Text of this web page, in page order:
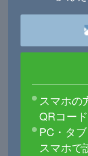
スマホの
QRコー
PC・タ
スマホで